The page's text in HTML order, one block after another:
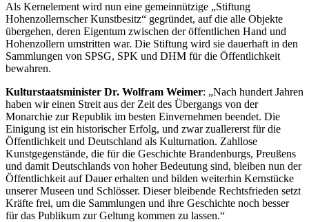
Als Kernelement wird nun eine gemeinnützige „Stiftung
Hohenzollernscher Kunstbesitz“ gegründet, auf die alle Objekte
übergehen, deren Eigentum zwischen der öffentlichen Hand und
Hohenzollern umstritten war. Die Stiftung wird sie dauerhaft in den
Sammlungen von SPSG, SPK und DHM für die Öffentlichkeit
bewahren.
Kulturstaatsminister Dr. Wolfram Weimer: „Nach hundert Jahren
haben wir einen Streit aus der Zeit des Übergangs von der
Monarchie zur Republik im besten Einvernehmen beendet. Die
Einigung ist ein historischer Erfolg, und zwar zuallererst für die
Öffentlichkeit und Deutschland als Kulturnation. Zahllose
Kunstgegenstände, die für die Geschichte Brandenburgs, Preußens
und damit Deutschlands von hoher Bedeutung sind, bleiben nun der
Öffentlichkeit auf Dauer erhalten und bilden weiterhin Kernstücke
unserer Museen und Schlösser. Dieser bleibende Rechtsfrieden setzt
Kräfte frei, um die Sammlungen und ihre Geschichte noch besser
für das Publikum zur Geltung kommen zu lassen.“